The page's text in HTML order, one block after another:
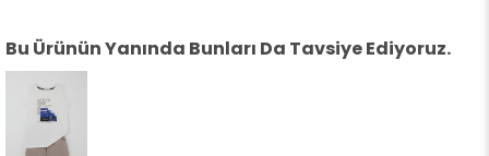
Bu Ürünün Yanında Bunları Da Tavsiye Ediyoruz.